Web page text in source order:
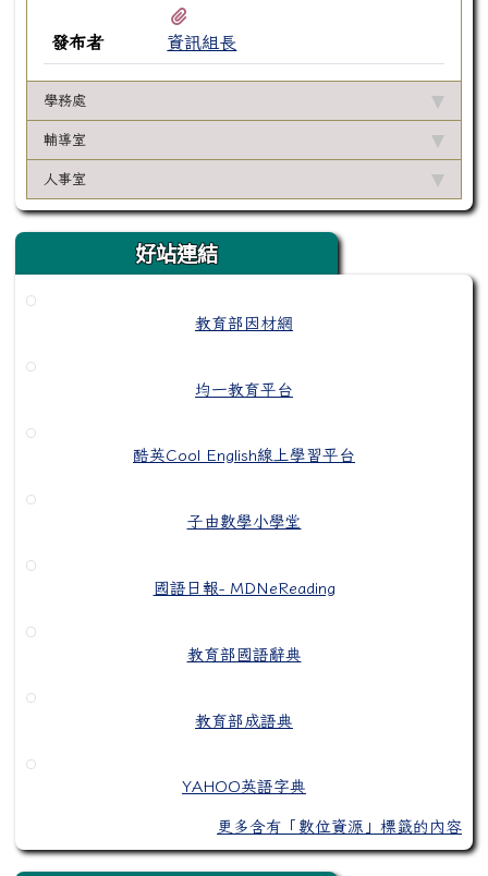
發布者
資訊組長
學務處
輔導室
人事室
好站連結
教育部因材網
均一教育平台
酷英Cool English線上學習平台
子由數學小學堂
國語日報- MDNeReading
教育部國語辭典
教育部成語典
YAHOO英語字典
更多含有「數位資源」標籤的內容